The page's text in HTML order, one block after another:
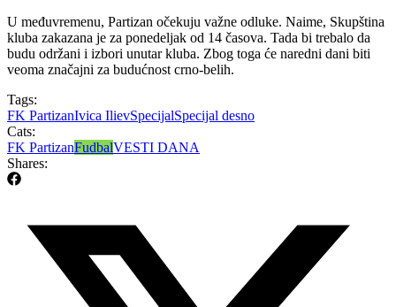
U međuvremenu, Partizan očekuju važne odluke. Naime, Skupština
kluba zakazana je za ponedeljak od 14 časova. Tada bi trebalo da
budu održani i izbori unutar kluba. Zbog toga će naredni dani biti
veoma značajni za budućnost crno-belih.
Tags:
FK PartizanIvica IlievSpecijalSpecijal desno
Cats:
FK PartizanFudbalVESTI DANA
Shares: